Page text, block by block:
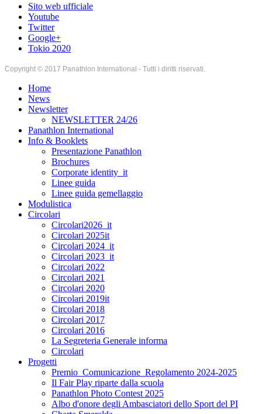
Sito web ufficiale
Youtube
Twitter
Google+
Tokio 2020
Copyright © 2017 Panathlon International - Tutti i diritti riservati.
Home
News
Newsletter
NEWSLETTER 24/26
Panathlon International
Info & Booklets
Presentazione Panathlon
Brochures
Corporate identity_it
Linee guida
Linee guida gemellaggio
Modulistica
Circolari
Circolari2026_it
Circolari 2025it
Circolari 2024_it
Circolari 2023_it
Circolari 2022
Circolari 2021
Circolari 2020
Circolari 2019it
Circolari 2018
Circolari 2017
Circolari 2016
La Segreteria Generale informa
Circolari
Progetti
Premio_Comunicazione_Regolamento 2024-2025
Il Fair Play riparte dalla scuola
Panathlon Photo Contest 2025
Albo d'onore degli Ambasciatori dello Sport del PI